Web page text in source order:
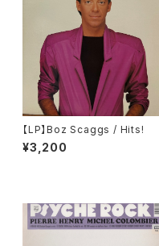
【LP】Boz Scaggs / Hits!
¥3,200